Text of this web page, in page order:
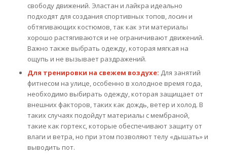
свободу движений. Эластан и лайкра идеально
подходят для создания спортивных топов, лосин и
обтягивающих костюмов, так как эти материалы
хорошо растягиваются и не ограничивают движений.
Важно также выбрать одежду, которая мягкая на
ощупь и не вызывает раздражений.
Для тренировки на свежем воздухе: Для занятий
фитнесом на улице, особенно в холодное время года,
необходимо выбирать одежду, которая защищает от
внешних факторов, таких как дождь, ветер и холод. В
таких случаях подойдут материалы с мембраной,
такие как гортекс, которые обеспечивают защиту от
влаги и ветра, но при этом позволяют телу «дышать» и
выводить пот.